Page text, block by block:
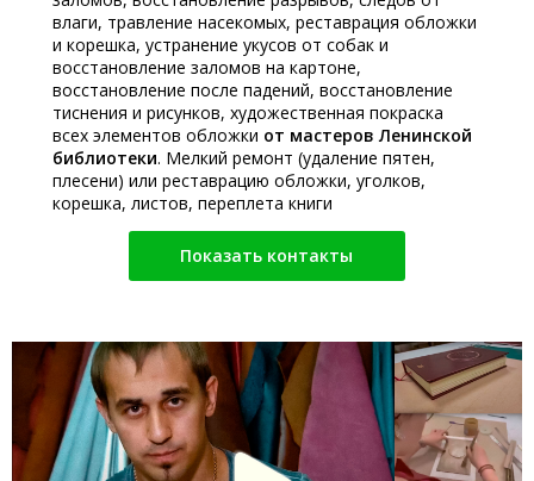
влаги, травление насекомых, реставрация обложки
и корешка, устранение укусов от собак и
восстановление заломов на картоне,
восстановление после падений, восстановление
тиснения и рисунков, художественная покраска
всех элементов обложки от мастеров Ленинской
библиотеки. Мелкий ремонт (удаление пятен,
плесени) или реставрацию обложки, уголков,
корешка, листов, переплета книги
Показать контакты